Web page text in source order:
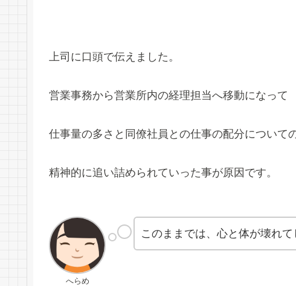
上司に口頭で伝えました。
営業事務から営業所内の経理担当へ移動になって
仕事量の多さと同僚社員との仕事の配分について
精神的に追い詰められていった事が原因です。
へらめ
このままでは、心と体が壊れ